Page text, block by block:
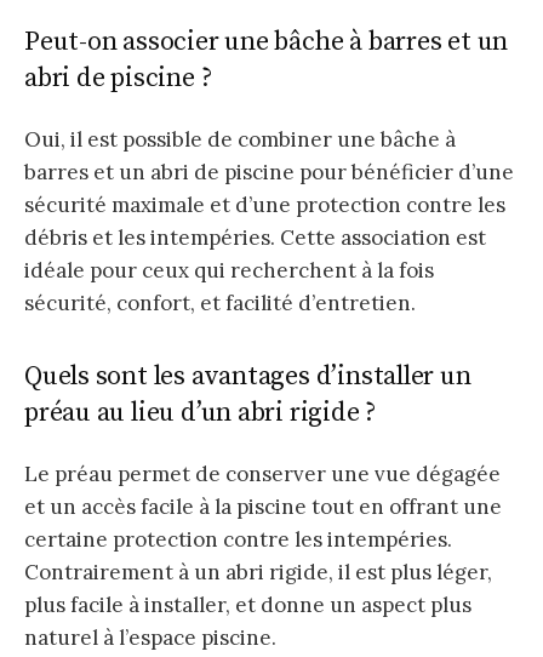
Peut-on associer une bâche à barres et un
abri de piscine ?
Oui, il est possible de combiner une bâche à
barres et un abri de piscine pour bénéficier d’une
sécurité maximale et d’une protection contre les
débris et les intempéries. Cette association est
idéale pour ceux qui recherchent à la fois
sécurité, confort, et facilité d’entretien.
Quels sont les avantages d’installer un
préau au lieu d’un abri rigide ?
Le préau permet de conserver une vue dégagée
et un accès facile à la piscine tout en offrant une
certaine protection contre les intempéries.
Contrairement à un abri rigide, il est plus léger,
plus facile à installer, et donne un aspect plus
naturel à l’espace piscine.